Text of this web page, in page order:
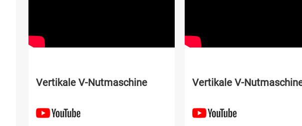
Vertikale V-Nutmaschine Vertikale V-